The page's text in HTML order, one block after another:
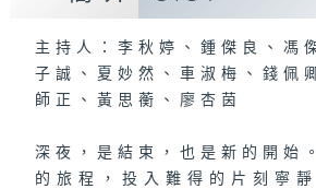
主持人：李秋婷、鍾傑良、馮
子誠、夏妙然、車淑梅、錢佩
師正、黃思蘅、廖杏茵
深夜，是結束，也是新的開始
的旅程，投入難得的片刻寧